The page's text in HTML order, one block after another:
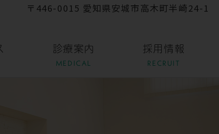
〒446-0015 愛知県安城市高木町半崎24-1
診療案内
MEDICAL
採用情報
RECRUIT